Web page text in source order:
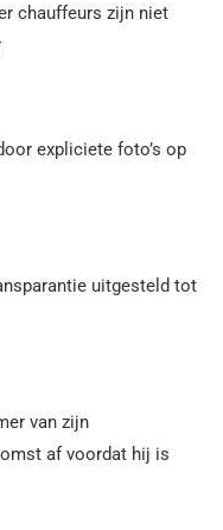
chauffeurs zijn niet
expliciete foto’s op
uitgesteld tot
van zijn
af voordat hij is